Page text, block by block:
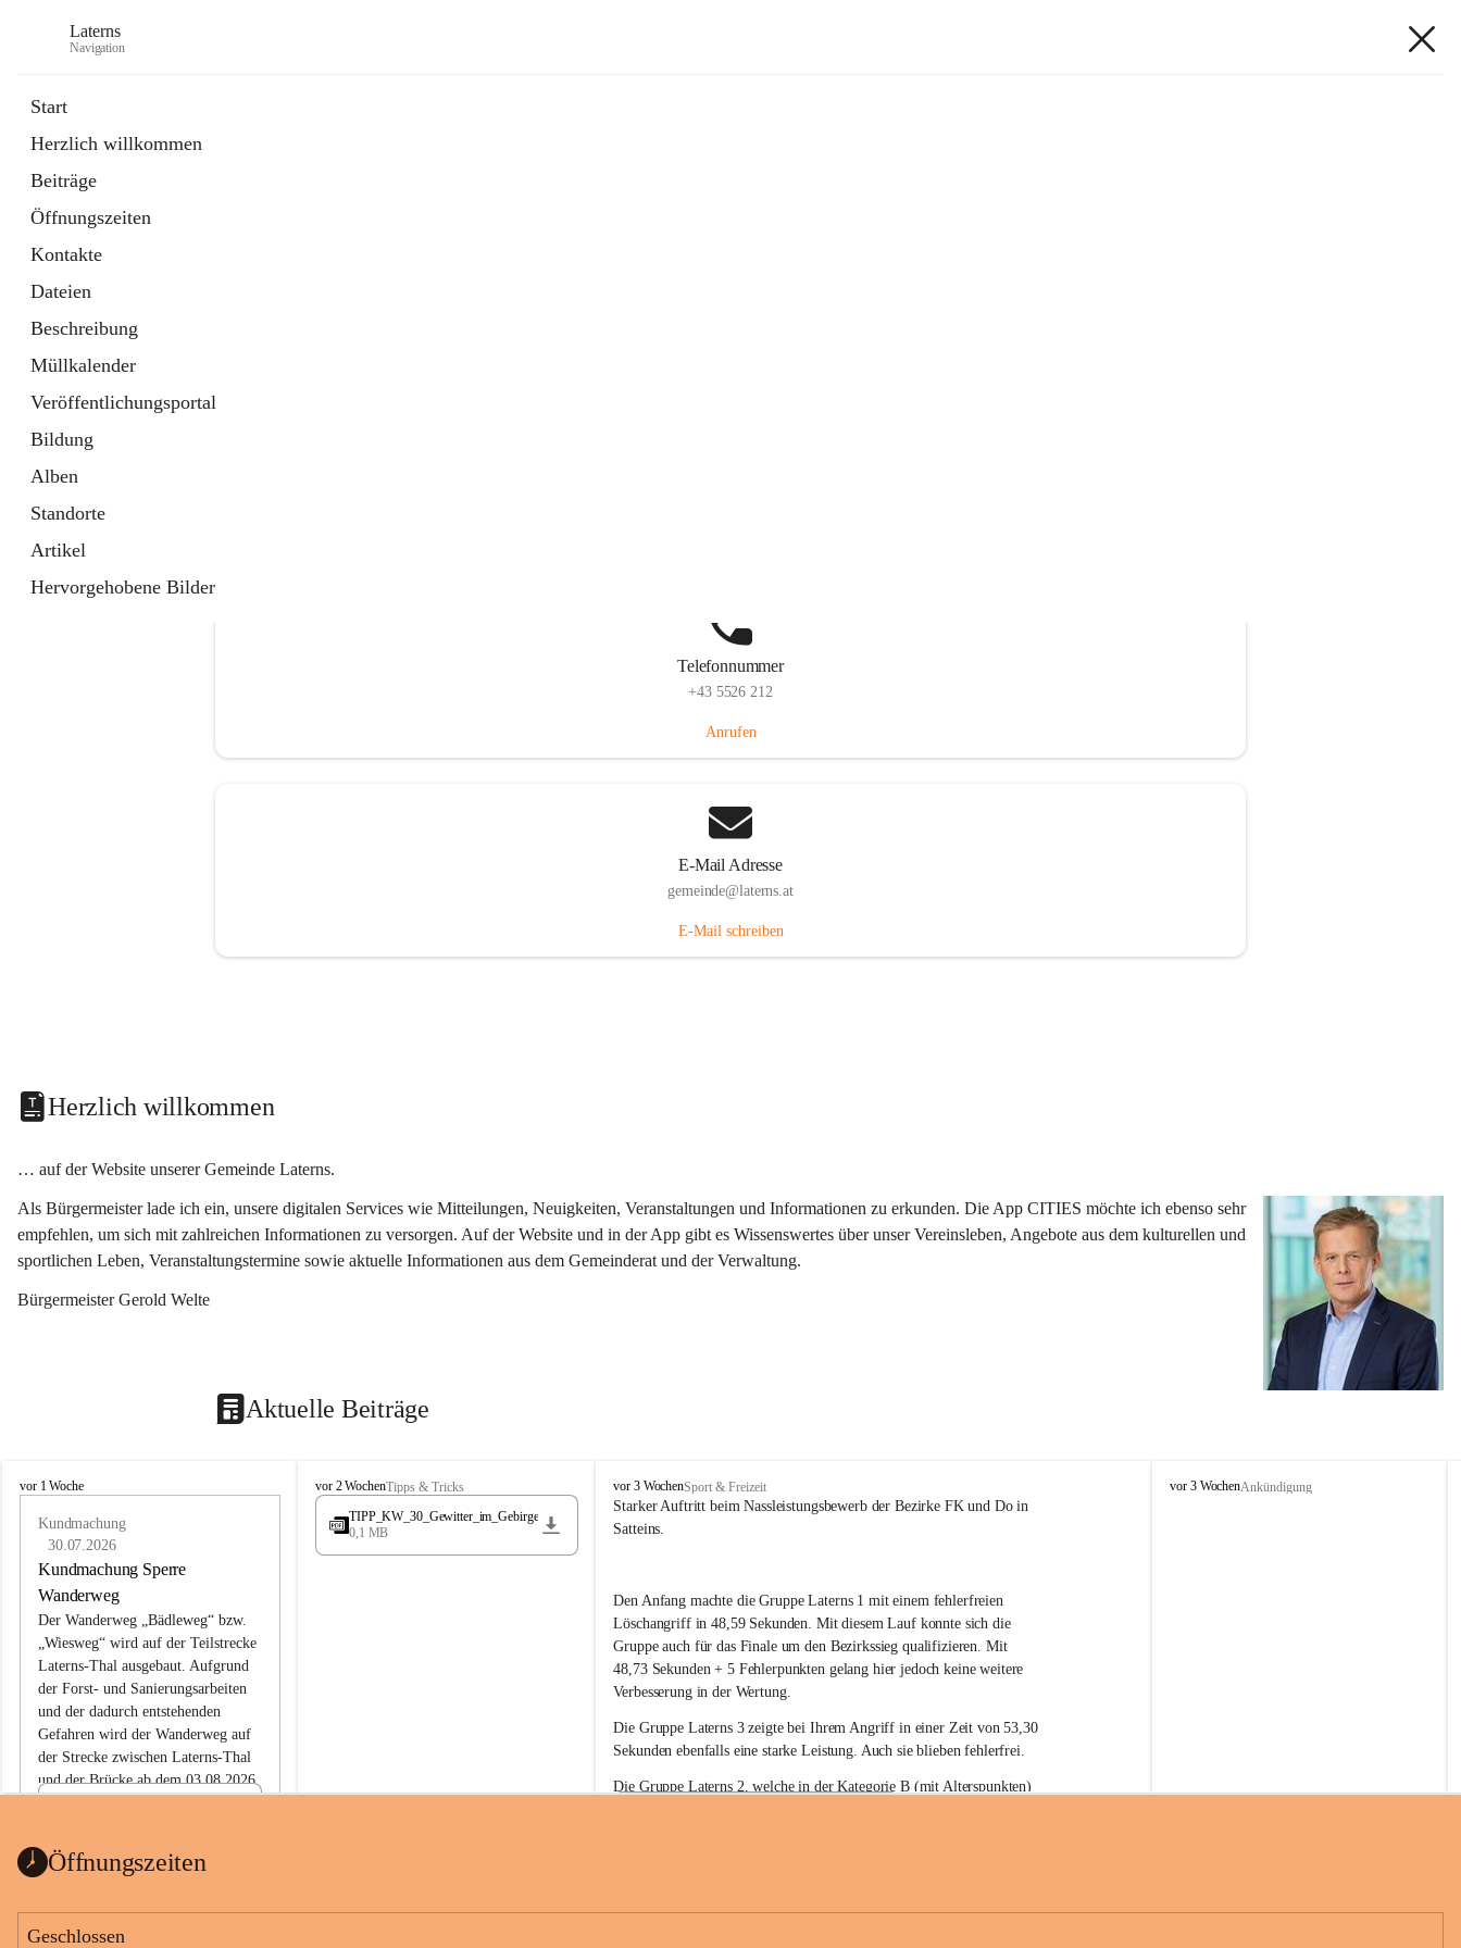
Laterns
Navigation
Start
Herzlich willkommen
Beiträge
Öffnungszeiten
Kontakte
Dateien
Beschreibung
Müllkalender
Veröffentlichungsportal
Bildung
Alben
Standorte
Artikel
Hervorgehobene Bilder
Telefonnummer
+43 5526 212
Anrufen
E-Mail Adresse
gemeinde@laterns.at
E-Mail schreiben
Herzlich willkommen
… auf der Website unserer Gemeinde Laterns.
Als Bürgermeister lade ich ein, unsere digitalen Services wie Mitteilungen, Neuigkeiten, Veranstaltungen und Informationen zu erkunden. Die App CITIES möchte ich ebenso sehr
empfehlen, um sich mit zahlreichen Informationen zu versorgen. Auf der Website und in der App gibt es Wissenswertes über unser Vereinsleben, Angebote aus dem kulturellen und
sportlichen Leben, Veranstaltungstermine sowie aktuelle Informationen aus dem Gemeinderat und der Verwaltung.
Bürgermeister Gerold Welte
Aktuelle Beiträge
L
vor 1 Woche
Kundmachung
30.07.2026
Kundmachung Sperre
Wanderweg
Der Wanderweg „Bädleweg“ bzw.
„Wiesweg“ wird auf der Teilstrecke
Laterns-Thal ausgebaut. Aufgrund
der Forst- und Sanierungsarbeiten
und der dadurch entstehenden
Gefahren wird der Wanderweg auf
der Strecke zwischen Laterns-Thal
und der Brücke ab dem 03.08.2026
ht
1 Seite•0,1 MB
L
a
e
vor 2 WochenTipps & Tricks
TIPP_KW_30_Gewitter_im_Gebirge
0,1 MB
F
r
e
l
l
i
g
e
F
e
u
e
r
w
t
vor 3 WochenSport & Freizeit
Starker Auftritt beim Nassleistungsbewerb der Bezirke FK und Do in
Satteins.
Den Anfang machte die Gruppe Laterns 1 mit einem fehlerfreien
Löschangriff in 48,59 Sekunden. Mit diesem Lauf konnte sich die
Gruppe auch für das Finale um den Bezirkssieg qualifizieren. Mit
48,73 Sekunden + 5 Fehlerpunkten gelang hier jedoch keine weitere
Verbesserung in der Wertung.
Die Gruppe Laterns 3 zeigte bei Ihrem Angriff in einer Zeit von 53,30
Sekunden ebenfalls eine starke Leistung. Auch sie blieben fehlerfrei.
Die Gruppe Laterns 2, welche in der Kategorie B (mit Alterspunkten)
L
vor 3 WochenAnkündigung
Öffnungszeiten
Geschlossen